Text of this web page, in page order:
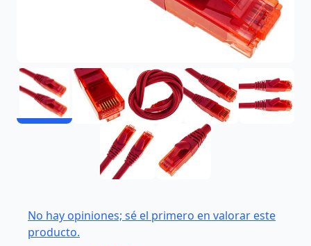
No hay opiniones; sé el primero en valorar este
producto.